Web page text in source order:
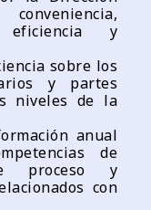
eficiencia y
sobre los
y partes
niveles de la
anual
de
proceso y
con